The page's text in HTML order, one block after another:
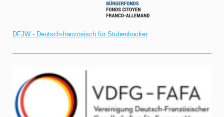
DFJW - Deutsch-französisch für Stubenhocker